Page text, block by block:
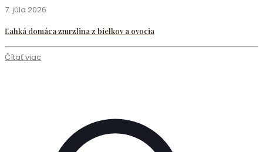
7. júla 2026
Ľahká domáca zmrzlina z bielkov a ovocia
Čítať viac